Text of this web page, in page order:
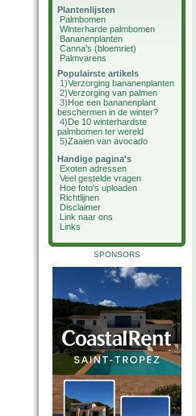
Plantenlijsten
Palmbomen
Winterharde palmbomen
Bananenplanten
Canna's (bloemriet)
Palmvarens
Populairste artikels
1)Verzorging bananenplanten
2)Verzorging van palmen
3)Hoe een bananenplant
beschermen in de winter?
4)De 10 winterhardste
palmbomen ter wereld
5)Zaaien van avocado
Handige pagina's
Exoten adressen
Veel gestelde vragen
Hoe foto's uploaden
Richtlijnen
Disclaimer
Link naar ons
Links
SPONSORS